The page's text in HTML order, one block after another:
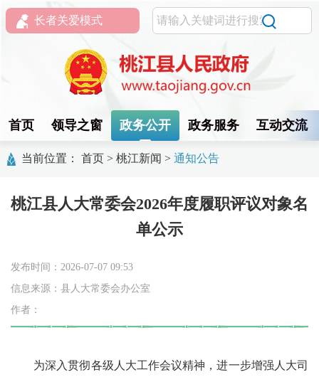
长者关爱模式
首页 领导之窗 政务公开 政务服务 互动交流
当前位置： 首页 > 桃江新闻 > 通知公告
桃江县人大常委会2026年度履职评议对象名
单公示
发布时间：2026-07-07 09:53
信息来源：县人大常委会办公室
作者：
为深入贯彻各级人大工作会议精神，进一步增强人大司